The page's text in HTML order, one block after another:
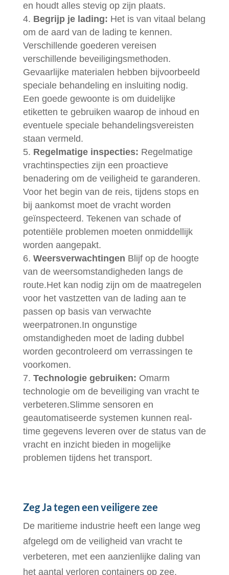
en houdt alles stevig op zijn plaats.
Begrijp je lading: Het is van vitaal belang
om de aard van de lading te kennen.
Verschillende goederen vereisen
verschillende beveiligingsmethoden.
Gevaarlijke materialen hebben bijvoorbeeld
speciale behandeling en insluiting nodig.
Een goede gewoonte is om duidelijke
etiketten te gebruiken waarop de inhoud en
eventuele speciale behandelingsvereisten
staan vermeld.
Regelmatige inspecties: Regelmatige
vrachtinspecties zijn een proactieve
benadering om de veiligheid te garanderen.
Voor het begin van de reis, tijdens stops en
bij aankomst moet de vracht worden
geïnspecteerd. Tekenen van schade of
potentiële problemen moeten onmiddellijk
worden aangepakt.
Weersverwachtingen Blijf op de hoogte
van de weersomstandigheden langs de
route.Het kan nodig zijn om de maatregelen
voor het vastzetten van de lading aan te
passen op basis van verwachte
weerpatronen.In ongunstige
omstandigheden moet de lading dubbel
worden gecontroleerd om verrassingen te
voorkomen.
Technologie gebruiken: Omarm
technologie om de beveiliging van vracht te
verbeteren.Slimme sensoren en
geautomatiseerde systemen kunnen real-
time gegevens leveren over de status van de
vracht en inzicht bieden in mogelijke
problemen tijdens het transport.
Zeg Ja tegen een veiligere zee
De maritieme industrie heeft een lange weg
afgelegd om de veiligheid van vracht te
verbeteren, met een aanzienlijke daling van
het aantal verloren containers op zee.